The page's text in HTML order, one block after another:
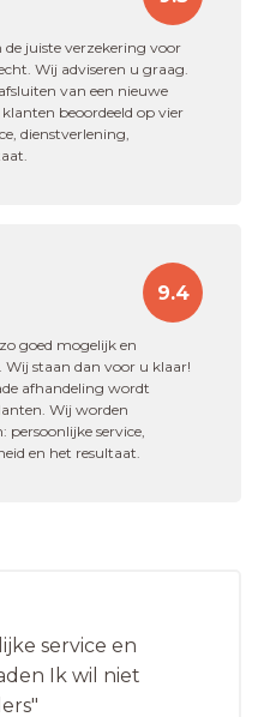
de juiste verzekering voor
Wij adviseren u graag.
van een nieuwe
beoordeeld op vier
dienstverlening,
9.4
goed mogelijk en
staan dan voor u klaar!
afhandeling wordt
Wij worden
persoonlijke service,
en het resultaat.
service en
Ik wil niet